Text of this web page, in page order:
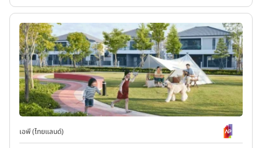
เอพี (ไทยแลนด์)